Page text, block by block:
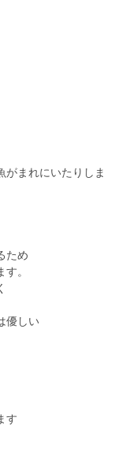
がまれにいたりしま
ため
。
優しい
す